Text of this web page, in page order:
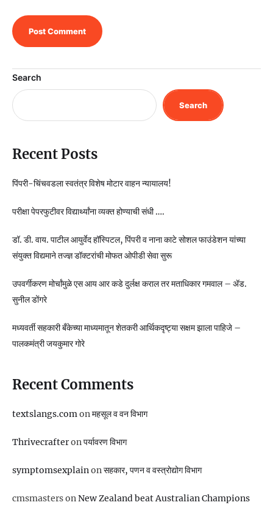
Search
Search
Recent Posts
पिंपरी-चिंचवडला स्वतंत्र विशेष मोटार वाहन न्यायालय!
परीक्षा पेपरफुटीवर विद्यार्थ्यांना व्यक्त होण्याची संधी ….
डॉ. डी. वाय. पाटील आयुर्वेद हॉस्पिटल, पिंपरी व नाना काटे सोशल फाउंडेशन यांच्या
संयुक्त विद्यमाने तज्ज्ञ डॉक्टरांची मोफत ओपीडी सेवा सुरू
उपवर्गीकरण मोर्चांमुळे एस आय आर कडे दुर्लक्ष कराल तर मताधिकार गमवाल – ॲड.
सुनील डोंगरे
मध्यवर्ती सहकारी बँकेच्या माध्यमातून शेतकरी आर्थिकदृष्ट्या सक्षम झाला पाहिजे –
पालकमंत्री जयकुमार गोरे
Recent Comments
textslangs.comonमहसूल व वन विभाग
Thrivecrafteronपर्यावरण विभाग
symptomsexplainonसहकार, पणन व वस्‍त्रोद्योग विभाग
cmsmastersonNew Zealand beat Australian Champions